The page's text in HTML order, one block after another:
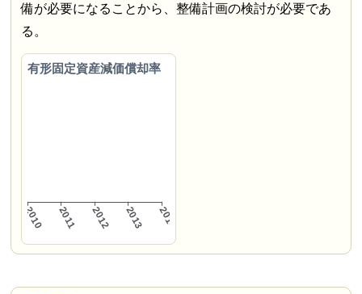
備が必要になることから、整備計画の検討が必要であ
る。
有形固定資産減価償却率